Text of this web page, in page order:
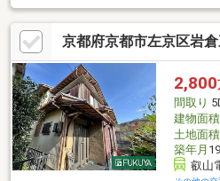
京都府京都市左京区岩
2,800
間取り
建物面積
土地面積
築年月
叡山